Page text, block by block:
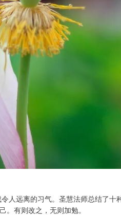
人远离的习气。圣慧法师总结了十
有则改之，无则加勉。